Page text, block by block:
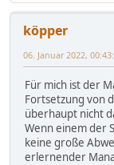
köpper
06. Januar 2022,
Für mich ist der
Fortsetzung von
überhaupt nicht
Wenn einem der
keine große
erlernender